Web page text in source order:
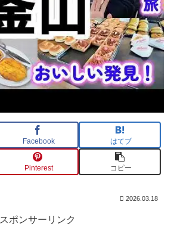
Facebook はてブ
Pinterest コピー
2026.03.18
スポンサーリンク